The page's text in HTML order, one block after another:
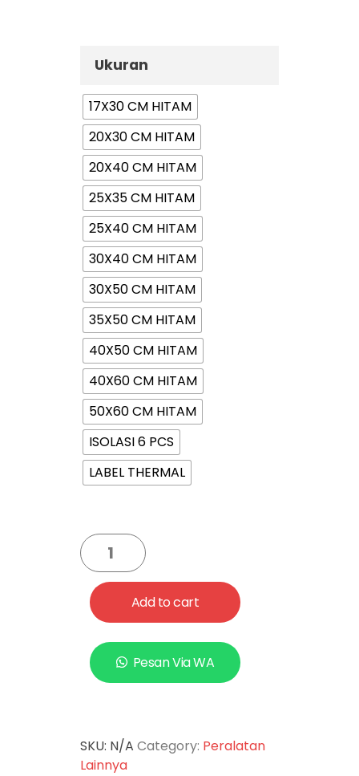
Ukuran
17X30 CM HITAM
20X30 CM HITAM
20X40 CM HITAM
25X35 CM HITAM
25X40 CM HITAM
30X40 CM HITAM
30X50 CM HITAM
35X50 CM HITAM
40X50 CM HITAM
40X60 CM HITAM
50X60 CM HITAM
ISOLASI 6 PCS
LABEL THERMAL
Add to cart
Pesan Via WA
SKU: N/A Category: Peralatan
Lainnya